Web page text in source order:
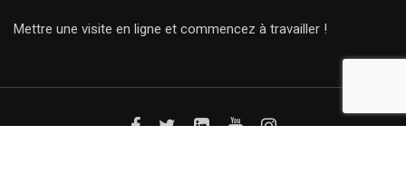
Mettre une visite en ligne et commencez à travailler !